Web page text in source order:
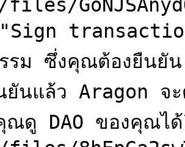
transaction"
รม ซึ่งคุณต้องยืนยัน
นแล้ว Aragon จะ
ณดู DAO ของคุณไ